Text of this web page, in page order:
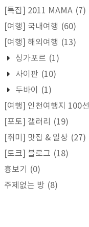
[특집] 2011 MAMA (7)
[여행] 국내여행 (60)
[여행] 해외여행 (13)
싱가포르 (1)
사이판 (10)
두바이
(1)
[여행] 인천여행지 100선
[포토] 갤러리
(19)
[취미] 맛집 & 일상 (27)
[토크] 블로그 (18)
흉보기
(0)
주제없는 방 (8)